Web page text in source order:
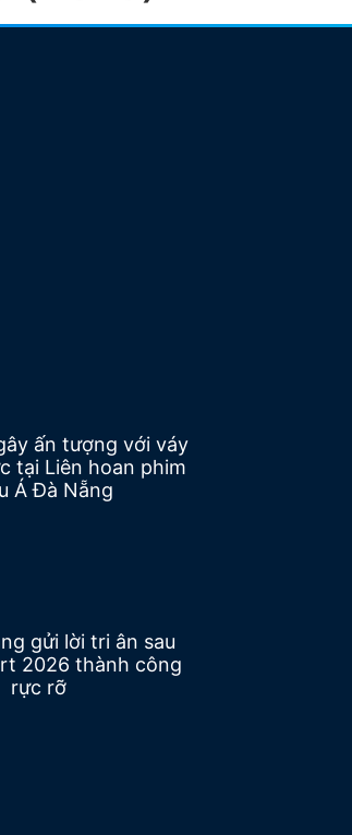
ấn tượng với váy
tại Liên hoan phim
Á Đà Nẵng
gửi lời tri ân sau
2026 thành công
rực rỡ